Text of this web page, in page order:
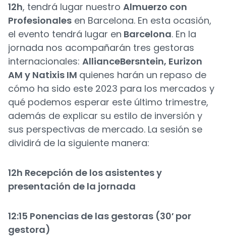
12h, tendrá lugar nuestro Almuerzo con
Profesionales en Barcelona. En esta ocasión,
el evento tendrá lugar en Barcelona. En la
jornada nos acompañarán tres gestoras
internacionales: AllianceBersntein, Eurizon
AM y Natixis IM quienes harán un repaso de
cómo ha sido este 2023 para los mercados y
qué podemos esperar este último trimestre,
además de explicar su estilo de inversión y
sus perspectivas de mercado. La sesión se
dividirá de la siguiente manera:
12h Recepción de los asistentes y
presentación de la jornada
12:15 Ponencias de las gestoras (30′ por
gestora)